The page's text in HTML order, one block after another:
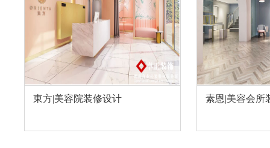
東方|美容院装修设计 素恩|美容会所